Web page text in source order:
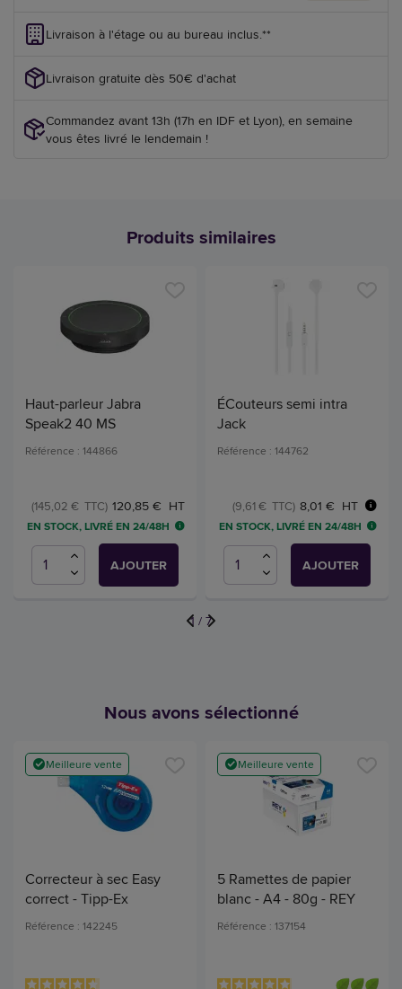
Livraison à l'étage ou au bureau inclus.**
Livraison gratuite dès 50€ d'achat
Commandez avant 13h (17h en IDF et Lyon), en semaine
vous êtes livré le lendemain !
Produits similaires
Haut-parleur Jabra
Speak2 40 MS
Référence : 144866
120,85 € HT
(145,02 € TTC)
EN STOCK, LIVRÉ EN 24/48H
AJOUTER
ÉCouteurs semi intra
Jack
Référence : 144762
8,01 € HT
(9,61 € TTC)
EN STOCK, LIVRÉ EN 24/48H
AJOUTER
1 / 7
Nous avons sélectionné
Meilleure vente
Correcteur à sec Easy
correct - Tipp-Ex
Référence : 142245
Meilleure vente
5 Ramettes de papier
blanc - A4 - 80g - REY
Référence : 137154